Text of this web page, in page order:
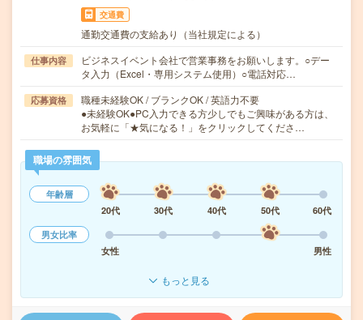
交通費
通勤交通費の支給あり（当社規定による）
仕事内容
ビジネスイベント会社で営業事務をお願いします。○デー
タ入力（Excel・専用システム使用）○電話対応…
応募資格
職種未経験OK / ブランクOK / 英語力不要
●未経験OK●PC入力できる方少しでもご興味がある方は、
お気軽に「★気になる！」をクリックしてくださ…
職場の雰囲気
年齢層
20代
30代 40代 50代
60代
男女比率
女性
男性
もっと見る